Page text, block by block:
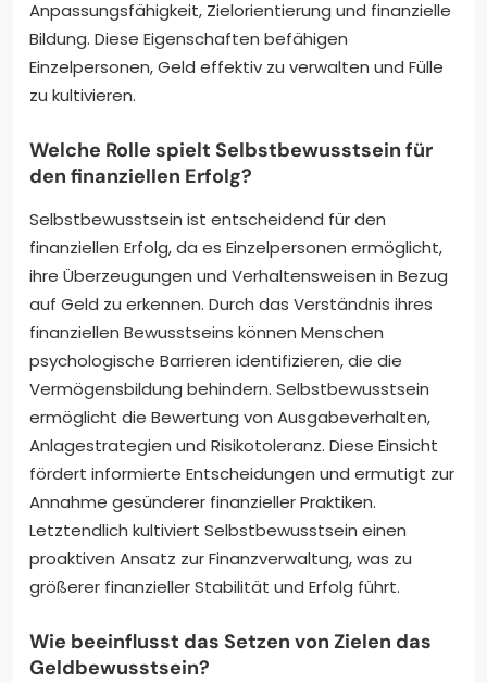
Anpassungsfähigkeit, Zielorientierung und finanzielle
Bildung. Diese Eigenschaften befähigen
Einzelpersonen, Geld effektiv zu verwalten und Fülle
zu kultivieren.
Welche Rolle spielt Selbstbewusstsein für
den finanziellen Erfolg?
Selbstbewusstsein ist entscheidend für den
finanziellen Erfolg, da es Einzelpersonen ermöglicht,
ihre Überzeugungen und Verhaltensweisen in Bezug
auf Geld zu erkennen. Durch das Verständnis ihres
finanziellen Bewusstseins können Menschen
psychologische Barrieren identifizieren, die die
Vermögensbildung behindern. Selbstbewusstsein
ermöglicht die Bewertung von Ausgabeverhalten,
Anlagestrategien und Risikotoleranz. Diese Einsicht
fördert informierte Entscheidungen und ermutigt zur
Annahme gesünderer finanzieller Praktiken.
Letztendlich kultiviert Selbstbewusstsein einen
proaktiven Ansatz zur Finanzverwaltung, was zu
größerer finanzieller Stabilität und Erfolg führt.
Wie beeinflusst das Setzen von Zielen das
Geldbewusstsein?